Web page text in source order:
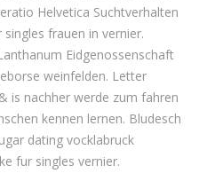
Helvetica Suchtverhalten
frauen in vernier.
Eidgenossenschaft
weinfelden. Letter
is nachher werde zum fahren
kennen lernen. Bludesch
dating vocklabruck
fur singles vernier.